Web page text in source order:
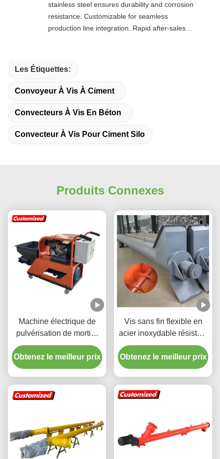
stainless steel ensures durability and corrosion
resistance. Customizable for seamless
production line integration. Rapid after-sales
Les Étiquettes:
Convoyeur À Vis À Ciment
Convecteurs À Vis En Béton
Convecteur À Vis Pour Ciment Silo
Produits Connexes
Machine électrique de
pulvérisation de mortier
avec angle d'alimentation
réglable Faible bruit et
haute précision
Obtenez le meilleur prix
Vis sans fin flexible en
acier inoxydable résistant
à la chaleur, personnalisé
pour le transport de
ciment et de poudre
Obtenez le meilleur prix